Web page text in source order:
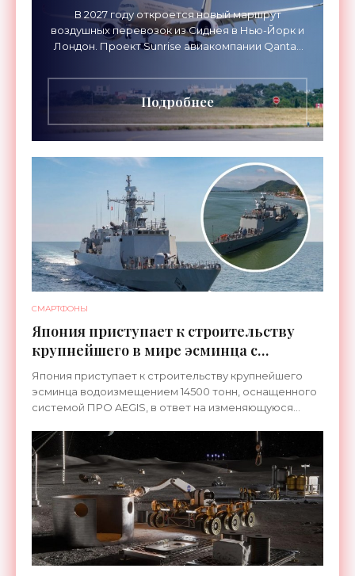
В 2027 году откроется новый маршрут
воздушных перевозок из Сиднея в Нью-Йорк и
Лондон. Проект Sunrise авиакомпании Qantas
длительностью до 24
Подробнее
СМАРТФОНЫ
Япония приступает к строительству
крупнейшего в мире эсминца с
системой ПРО AEGIS - «Оружие»
Япония приступает к строительству крупнейшего
эсминца водоизмещением 14500 тонн, оснащенного
системой ПРО AEGIS, в ответ на изменяющуюся
ракетные